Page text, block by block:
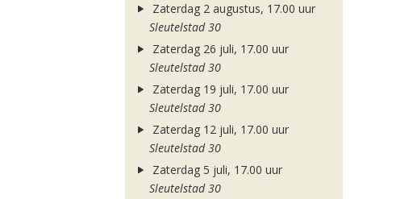
Zaterdag 2 augustus, 17.00 uur
Sleutelstad 30
Zaterdag 26 juli, 17.00 uur
Sleutelstad 30
Zaterdag 19 juli, 17.00 uur
Sleutelstad 30
Zaterdag 12 juli, 17.00 uur
Sleutelstad 30
Zaterdag 5 juli, 17.00 uur
Sleutelstad 30